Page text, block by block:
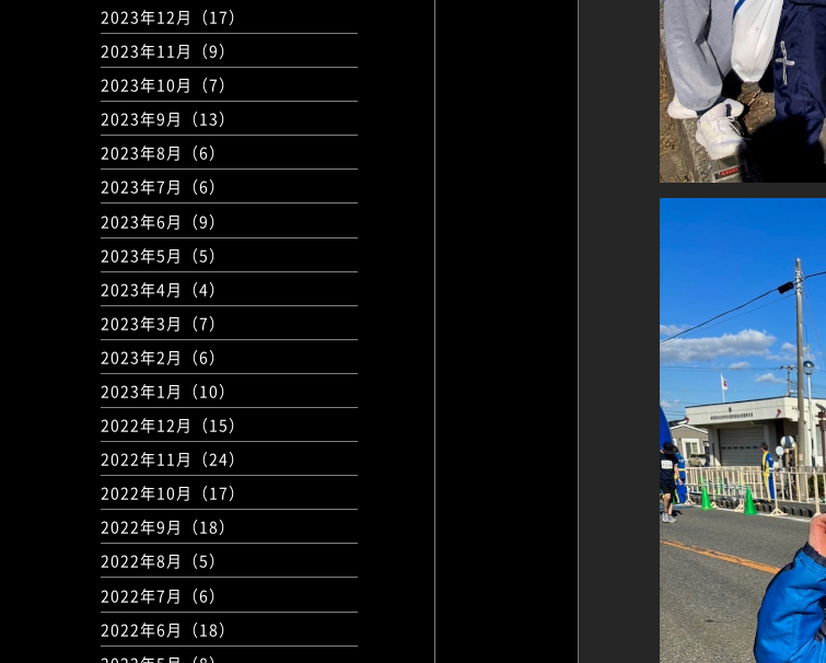
2023年12月（17）
2023年11月（9）
2023年10月（7）
2023年9月（13）
2023年8月（6）
2023年7月（6）
2023年6月（9）
2023年5月（5）
2023年4月（4）
2023年3月（7）
2023年2月（6）
2023年1月（10）
2022年12月（15）
2022年11月（24）
2022年10月（17）
2022年9月（18）
2022年8月（5）
2022年7月（6）
2022年6月（18）